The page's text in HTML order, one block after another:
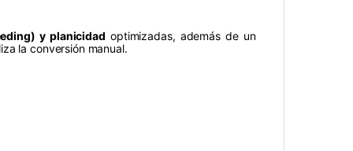
y planicidad optimizadas, además de un
la conversión manual.